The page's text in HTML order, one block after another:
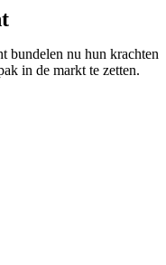
bundelen nu hun krachten
in de markt te zetten.